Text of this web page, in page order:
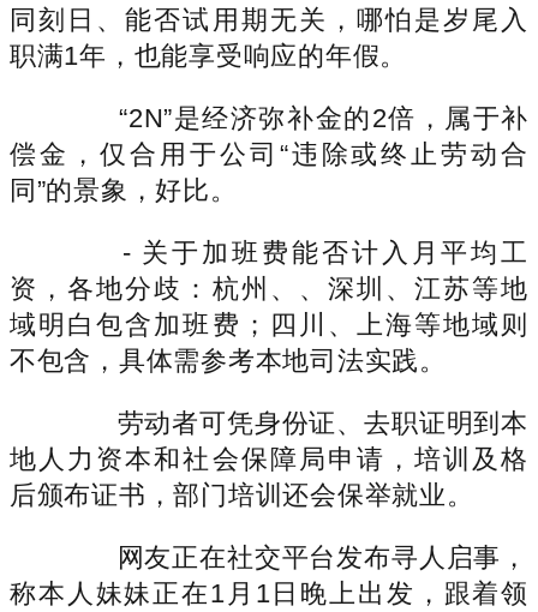
同刻日、能否试用期无关，哪怕是岁尾入
职满1年，也能享受响应的年假。
“2N”是经济弥补金的2倍，属于补
偿金，仅合用于公司“违除或终止劳动合
同”的景象，好比。
- 关于加班费能否计入月平均工
资，各地分歧：杭州、、深圳、江苏等地
域明白包含加班费；四川、上海等地域则
不包含，具体需参考本地司法实践。
劳动者可凭身份证、去职证明到本
地人力资本和社会保障局申请，培训及格
后颁布证书，部门培训还会保举就业。
网友正在社交平台发布寻人启事，
称本人妹妹正在1月1日晚上出发，跟着领